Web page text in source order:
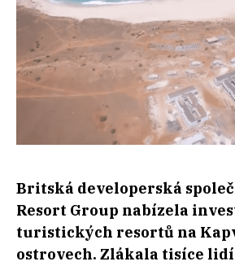
Britská developerská
Resort Group nabízela
turistických resortů na
ostrovech. Zlákala tisíce